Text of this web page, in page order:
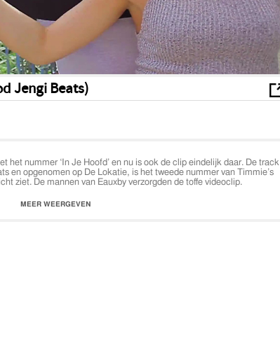
Jengi Beats)
het nummer ‘In Je Hoofd’ en nu is ook de clip eindelijk daar. De track
en opgenomen op De Lokatie, is het tweede nummer van Timmie’s
ziet. De mannen van Eauxby verzorgden de toffe videoclip.
MEER WEERGEVEN